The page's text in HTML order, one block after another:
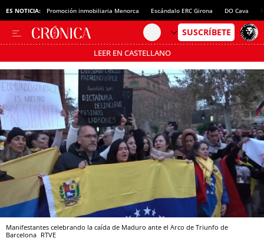
ES NOTICIA: Promoción inmobiliaria Menorca Escándalo ERC Girona DO Cava
LEER EN CASTELLANO
Pásate al MODO AHORRO
Manifestantes celebrando la caída de Maduro ante el Arco de Triunfo de
Barcelona RTVE